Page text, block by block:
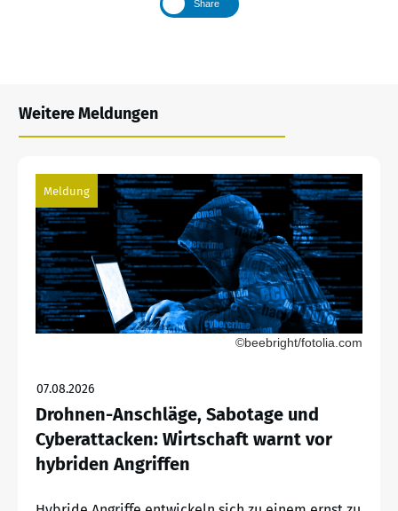
Share
Weitere Meldungen
Meldung
©beebright/fotolia.com
07.08.2026
Drohnen-Anschläge, Sabotage und
Cyberattacken: Wirtschaft warnt vor
hybriden Angriffen